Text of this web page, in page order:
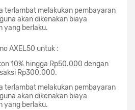
terlambat melakukan pembayaran
akan dikenakan biaya
yang berlaku.
AXEL50 untuk :
10% hingga Rp50.000 dengan
Rp300.000.
terlambat melakukan pembayaran
akan dikenakan biaya
yang berlaku.